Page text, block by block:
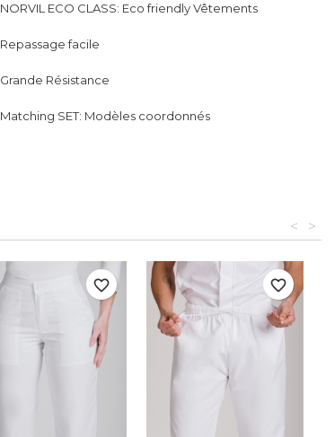
NORVIL ECO CLASS: Eco friendly Vêtements
Repassage facile
Grande Résistance
Matching SET: Modèles coordonnés
>
<
favorite_border favorite_border